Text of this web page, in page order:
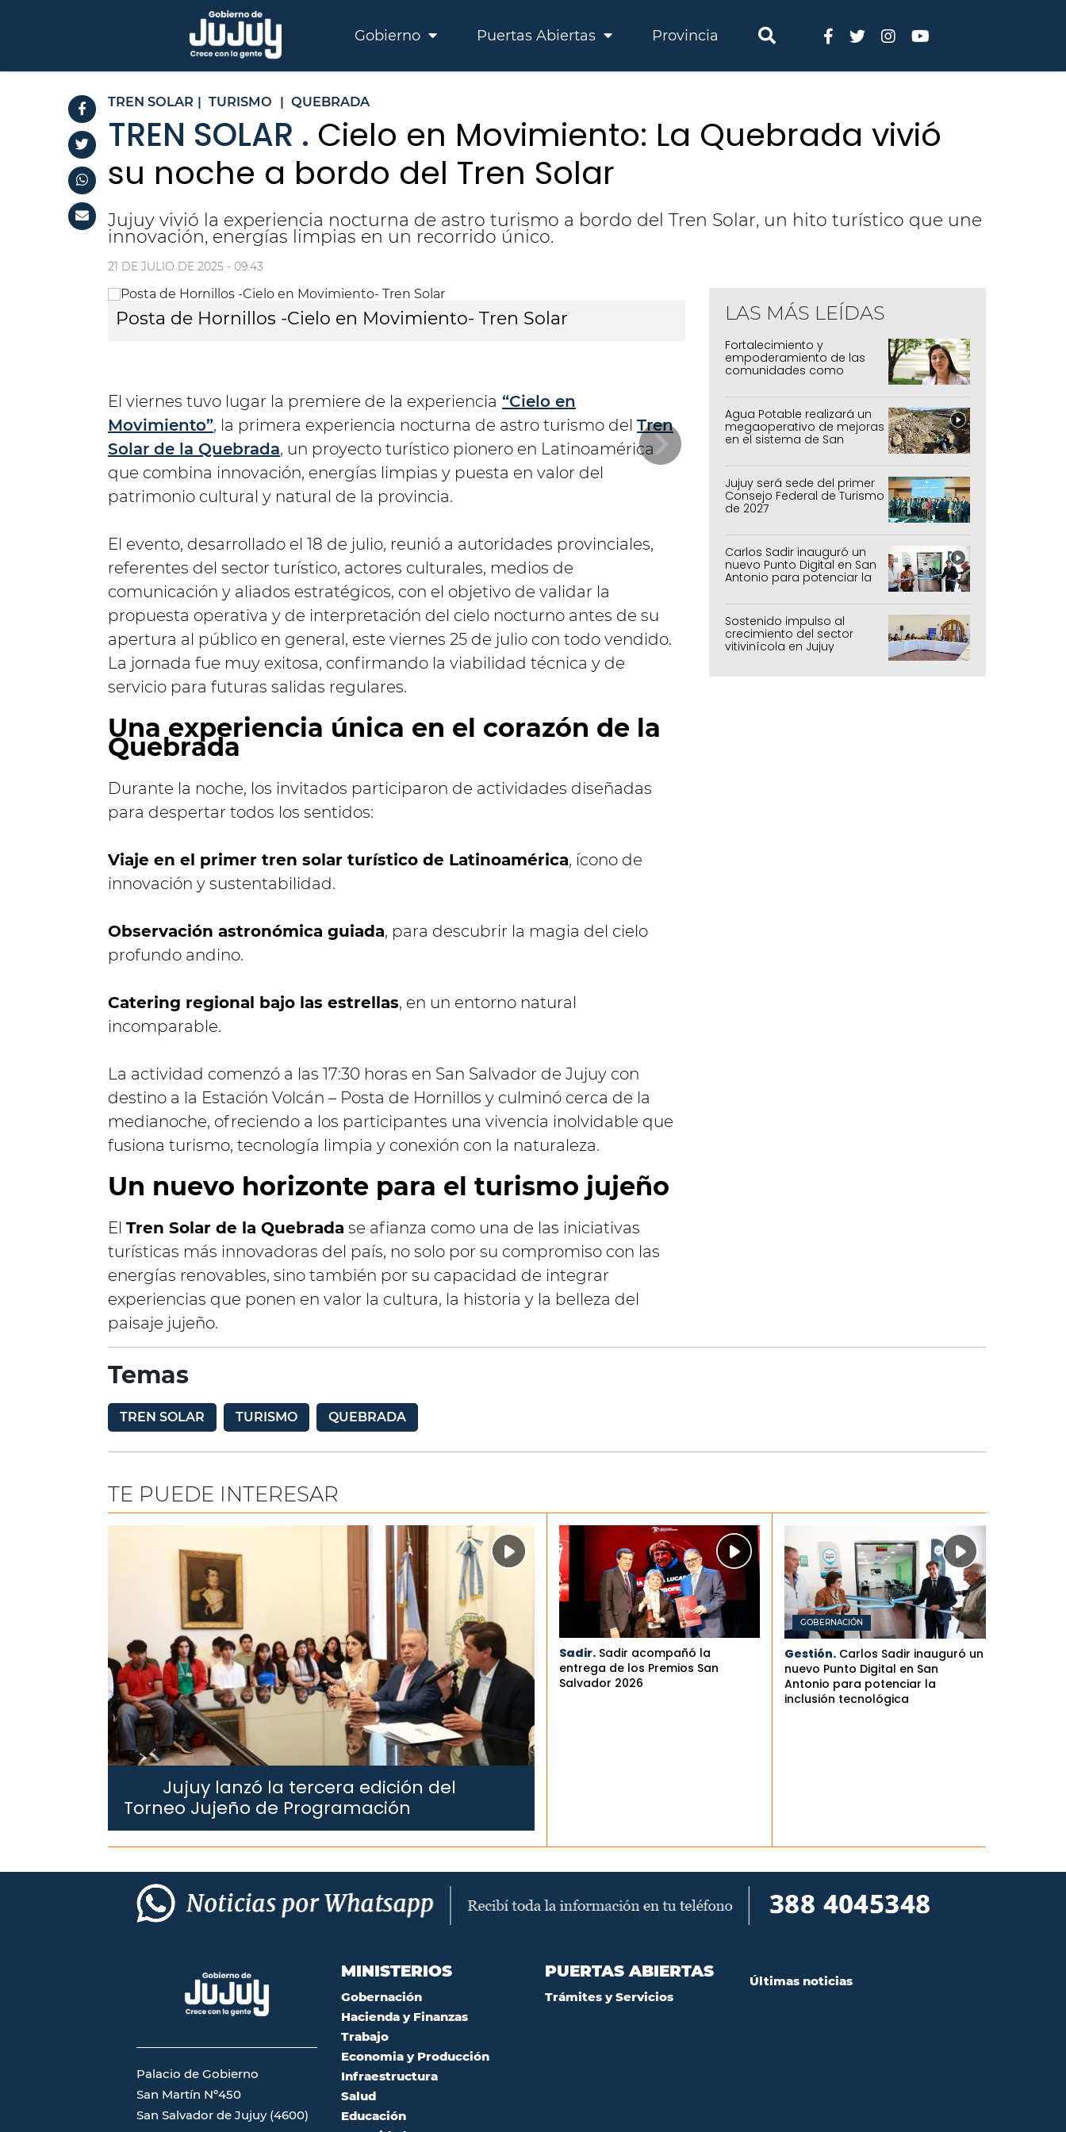
Gobierno Puertas Abiertas Provincia
TREN SOLAR | TURISMO | QUEBRADA
TREN SOLAR . Cielo en Movimiento: La Quebrada vivió
su noche a bordo del Tren Solar
Jujuy vivió la experiencia nocturna de astro turismo a bordo del Tren Solar, un hito turístico que une
innovación, energías limpias en un recorrido único.
21 DE JULIO DE 2025 - 09:43
Posta de Hornillos -Cielo en Movimiento- Tren Solar Purmamarca -Cielo en Movimiento - Tren
El viernes tuvo lugar la premiere de la experiencia “Cielo en
Movimiento”, la primera experiencia nocturna de astro turismo del Tren
Solar de la Quebrada, un proyecto turístico pionero en Latinoamérica
que combina innovación, energías limpias y puesta en valor del
patrimonio cultural y natural de la provincia.
El evento, desarrollado el 18 de julio, reunió a autoridades provinciales,
referentes del sector turístico, actores culturales, medios de
comunicación y aliados estratégicos, con el objetivo de validar la
propuesta operativa y de interpretación del cielo nocturno antes de su
apertura al público en general, este viernes 25 de julio con todo vendido.
La jornada fue muy exitosa, confirmando la viabilidad técnica y de
servicio para futuras salidas regulares.
Una experiencia única en el corazón de la
Quebrada
Durante la noche, los invitados participaron de actividades diseñadas
para despertar todos los sentidos:
Viaje en el primer tren solar turístico de Latinoamérica, ícono de
innovación y sustentabilidad.
Observación astronómica guiada, para descubrir la magia del cielo
profundo andino.
Catering regional bajo las estrellas, en un entorno natural
incomparable.
La actividad comenzó a las 17:30 horas en San Salvador de Jujuy con
destino a la Estación Volcán – Posta de Hornillos y culminó cerca de la
medianoche, ofreciendo a los participantes una vivencia inolvidable que
fusiona turismo, tecnología limpia y conexión con la naturaleza.
Un nuevo horizonte para el turismo jujeño
El Tren Solar de la Quebrada se afianza como una de las iniciativas
turísticas más innovadoras del país, no solo por su compromiso con las
energías renovables, sino también por su capacidad de integrar
experiencias que ponen en valor la cultura, la historia y la belleza del
paisaje jujeño.
LAS MÁS LEÍDAS
Fortalecimiento y
empoderamiento de las
comunidades como
Agua Potable realizará un
megaoperativo de mejoras
en el sistema de San
Jujuy será sede del primer
Consejo Federal de Turismo
de 2027
Carlos Sadir inauguró un
nuevo Punto Digital en San
Antonio para potenciar la
inclusión tecnológica
Sostenido impulso al
crecimiento del sector
vitivinícola en Jujuy
Temas
TREN SOLAR TURISMO QUEBRADA
TE PUEDE INTERESAR
Jujuy lanzó la tercera edición del
Torneo Jujeño de Programación
Sadir. Sadir acompañó la
entrega de los Premios San
Salvador 2026
GOBERNACIÓN
Gestión. Carlos Sadir inauguró un
nuevo Punto Digital en San
Antonio para potenciar la
inclusión tecnológica
Palacio de Gobierno
San Martín Nº450
San Salvador de Jujuy (4600)
MINISTERIOS
Gobernación
Hacienda y Finanzas
Trabajo
Economia y Producción
Infraestructura
Salud
Educación
PUERTAS ABIERTAS
Trámites y Servicios
Últimas noticias